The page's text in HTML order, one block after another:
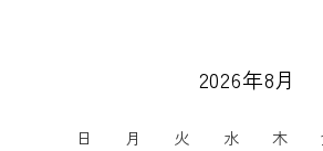
2026年8月
日 月 火 水 木